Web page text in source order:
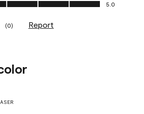
5.0
(0) Report